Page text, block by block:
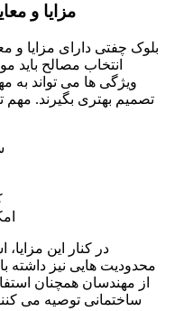
مزایا و
بلوک چفتی دارای مزایا
انتخاب مصالح باید
ویژگی ها می تواند به
تصمیم بهتری بگیرند. مهم
در کنار این
محدودیت هایی نیز داشته
از مهندسان همچنان
ساختمانی توصیه می